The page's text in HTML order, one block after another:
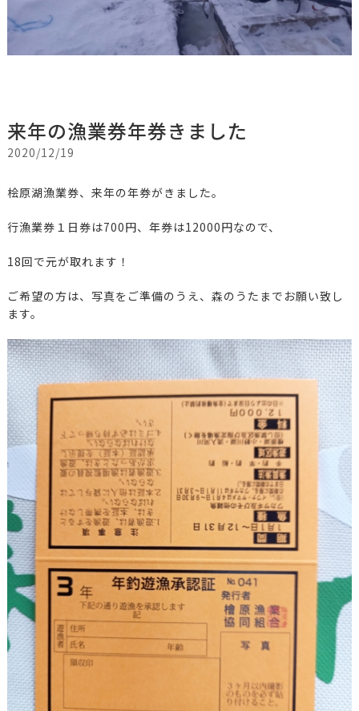
来年の漁業券年券きました
2020/12/19
桧原湖漁業券、来年の年券がきました。
行漁業券１日券は700円、年券は12000円なので、
18回で元が取れます！
ご希望の方は、写真をご準備のうえ、森のうたまでお願い致し
ます。